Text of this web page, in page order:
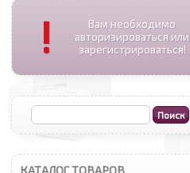
!
Вам необходимо
авторизироваться или
зарегистрироваться!
КАТАЛОГ ТОВАРОВ